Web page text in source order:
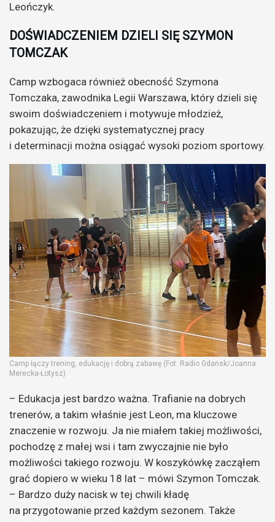
Leończyk.
DOŚWIADCZENIEM DZIELI SIĘ SZYMON
TOMCZAK
Camp wzbogaca również obecność Szymona
Tomczaka, zawodnika Legii Warszawa, który dzieli się
swoim doświadczeniem i motywuje młodzież,
pokazując, że dzięki systematycznej pracy
i determinacji można osiągać wysoki poziom sportowy.
Camp łączy trening, edukację i dobrą zabawę (Fot. Radio Gdańsk/Joanna
Merecka-Łotysz)
– Edukacja jest bardzo ważna. Trafianie na dobrych
trenerów, a takim właśnie jest Leon, ma kluczowe
znaczenie w rozwoju. Ja nie miałem takiej możliwości,
pochodzę z małej wsi i tam zwyczajnie nie było
możliwości takiego rozwoju. W koszykówkę zacząłem
grać dopiero w wieku 18 lat – mówi Szymon Tomczak.
– Bardzo duży nacisk w tej chwili kładę
na przygotowanie przed każdym sezonem. Także